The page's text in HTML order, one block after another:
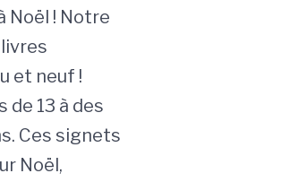
Noël ! Notre
et neuf !
de 13 à des
Ces signets
Noël,